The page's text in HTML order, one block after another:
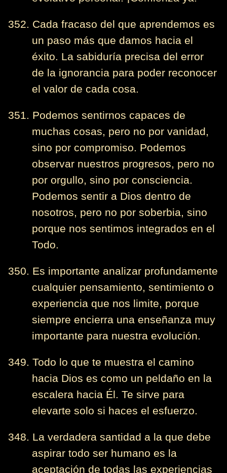
352. Cada fracaso del que aprendemos es
un paso más que damos hacia el
éxito. La sabiduría precisa del error
de la ignorancia para poder reconocer
el valor de cada cosa.
351. Podemos sentirnos capaces de
muchas cosas, pero no por vanidad,
sino por compromiso. Podemos
observar nuestros progresos, pero no
por orgullo, sino por consciencia.
Podemos sentir a Dios dentro de
nosotros, pero no por soberbia, sino
porque nos sentimos integrados en el
Todo.
350. Es importante analizar profundamente
cualquier pensamiento, sentimiento o
experiencia que nos limite, porque
siempre encierra una enseñanza muy
importante para nuestra evolución.
349. Todo lo que te muestra el camino
hacia Dios es como un peldaño en la
escalera hacia Él. Te sirve para
elevarte solo si haces el esfuerzo.
348. La verdadera santidad a la que debe
aspirar todo ser humano es la
aceptación de todas las experiencias